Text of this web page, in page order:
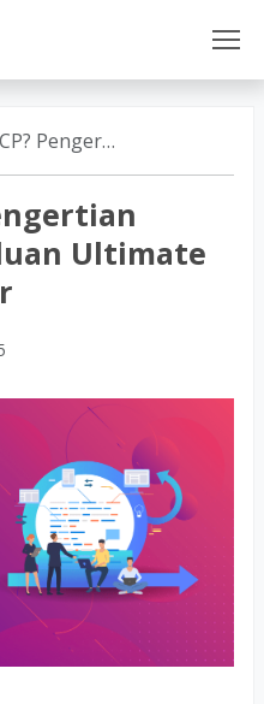
Panduan Ultimate untuk Developer
Ultimate